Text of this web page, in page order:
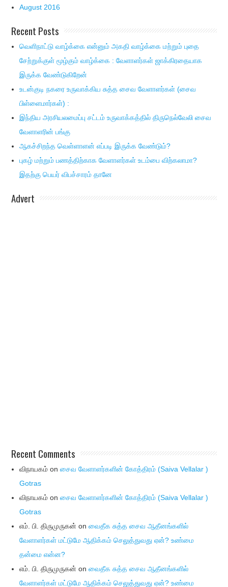
August 2016
Recent Posts
வெளிநாட்டு வாழ்க்கை என்னும் அகதி வாழ்க்கை மற்றும் புதை
சேற்றுக்குள் மூழ்கும் வாழ்க்கை : வேளாளர்கள் ஜாக்கிரதையாக
இருக்க வேண்டுகிறேன்
உடன்குடி நகரை உருவாக்கிய சுத்த சைவ வேளாளர்கள் (சைவ
பிள்ளைமார்கள்) :
இந்திய அரசியலமைப்பு சட்டம் உருவாக்கத்தில் திருநெல்வேலி சைவ
வேளாளரின் பங்கு
ஆகச்சிறந்த வெள்ளாளன் எப்படி இருக்க வேண்டும்?
புகழ் மற்றும் பணத்திற்காக வேளாளர்கள் உடம்பை விற்கலாமா?
இதற்கு பெயர் விபச்சாரம் தானே
Advert
Recent Comments
விநாயகம் onசைவ வேளாளர்களின் கோத்திரம் (Saiva Vellalar )
Gotras
விநாயகம் onசைவ வேளாளர்களின் கோத்திரம் (Saiva Vellalar )
Gotras
எம். பி. திருமுருகன் onவைதீக சுத்த சைவ ஆதீனங்களில்
வேளாளர்கள் மட்டுமே ஆதிக்கம் செலுத்துவது ஏன்? உண்மை
தன்மை என்ன?
எம். பி. திருமுருகன் onவைதீக சுத்த சைவ ஆதீனங்களில்
வேளாளர்கள் மட்டுமே ஆதிக்கம் செலுத்துவது ஏன்? உண்மை